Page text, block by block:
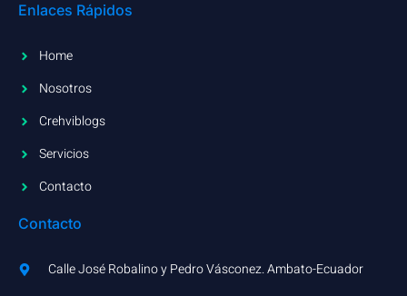
Enlaces Rápidos
Home
Nosotros
Crehviblogs
Servicios
Contacto
Contacto
Calle José Robalino y Pedro Vásconez. Ambato-Ecuador